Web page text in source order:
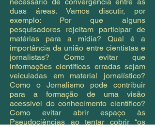
duas áreas. Vamos discutir, por
exemplo: Por que alguns
pesquisadores rejeitam participar de
matérias para a mídia? Qual é a
importância da união entre cientistas e
jornalistas? Como evitar que
informações científicas erradas sejam
veiculadas em material jornalístico?
Como o Jornalismo pode contribuir
para a formação de uma visão
acessível do conhecimento científico?
Como evitar abrir espaço às
Pseudociências ao tentar cobrir “os